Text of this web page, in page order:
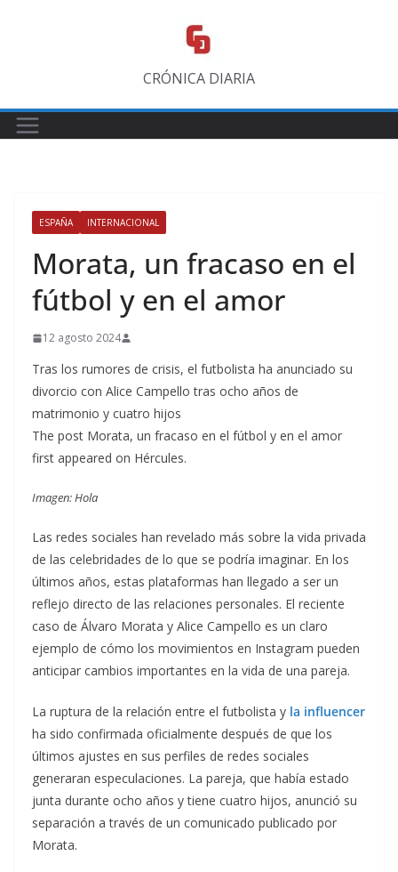
CRÓNICA DIARIA
ESPAÑA INTERNACIONAL
Morata, un fracaso en el
fútbol y en el amor
12 agosto 2024
Tras los rumores de crisis, el futbolista ha anunciado su
divorcio con Alice Campello tras ocho años de
matrimonio y cuatro hijos
The post Morata, un fracaso en el fútbol y en el amor
first appeared on Hércules.
Imagen: Hola
Las redes sociales han revelado más sobre la vida privada
de las celebridades de lo que se podría imaginar. En los
últimos años, estas plataformas han llegado a ser un
reflejo directo de las relaciones personales. El reciente
caso de Álvaro Morata y Alice Campello es un claro
ejemplo de cómo los movimientos en Instagram pueden
anticipar cambios importantes en la vida de una pareja.
La ruptura de la relación entre el futbolista y la influencer
ha sido confirmada oficialmente después de que los
últimos ajustes en sus perfiles de redes sociales
generaran especulaciones. La pareja, que había estado
junta durante ocho años y tiene cuatro hijos, anunció su
separación a través de un comunicado publicado por
Morata.